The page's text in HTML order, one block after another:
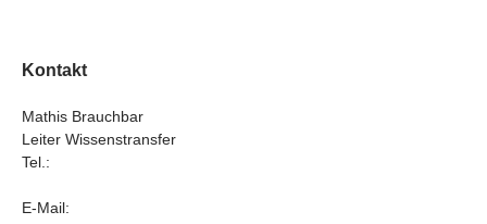
Kontakt
Mathis Brauchbar
Leiter Wissenstransfer
Tel.:
E-Mail: